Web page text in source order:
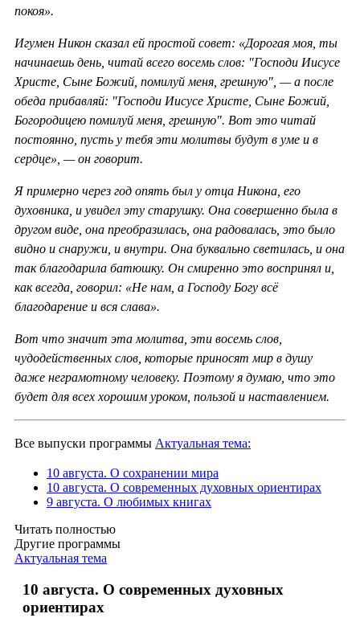
покоя».
Игумен Никон сказал ей простой совет: «Дорогая моя, ты
начинаешь день, читай всего восемь слов: "Господи Иисусе
Христе, Сыне Божий, помилуй меня, грешную", — а после
обеда прибавляй: "Господи Иисусе Христе, Сыне Божий,
Богородицею помилуй меня, грешную". Вот это читай
постоянно, пусть у тебя эти молитвы будут в уме и в
сердце», — он говорит.
Я примерно через год опять был у отца Никона, его
духовника, и увидел эту старушку. Она совершенно была в
другом виде, она преобразилась, она радовалась, это было
видно и снаружи, и внутри. Она буквально светилась, и она
так благодарила батюшку. Он смиренно это воспринял и,
как всегда, говорил: «Не нам, а Господу Богу всё
благодарение и вся слава».
Вот что значит эта молитва, эти восемь слов,
чудодейственных слов, которые приносят мир в душу
даже неграмотному человеку. Поэтому я думаю, что это
будет для всех хорошим уроком, пользой и наставлением.
Все выпуски программы Актуальная тема:
10 августа. О сохранении мира
10 августа. О современных духовных ориентирах
9 августа. О любимых книгах
Читать полностью
Другие программы
Актуальная тема
10 августа. О современных духовных
ориентирах